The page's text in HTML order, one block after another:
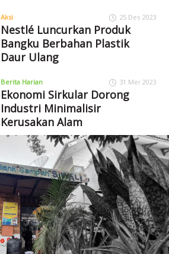
Aksi 25 Des 2023
Nestlé Luncurkan Produk
Bangku Berbahan Plastik
Daur Ulang
Berita Harian 31 Mei 2023
Ekonomi Sirkular Dorong
Industri Minimalisir
Kerusakan Alam